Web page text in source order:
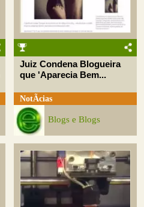
Juiz Condena Blogueira
que 'Aparecia Bem...
NotÃ­cias
Blogs e Blogs